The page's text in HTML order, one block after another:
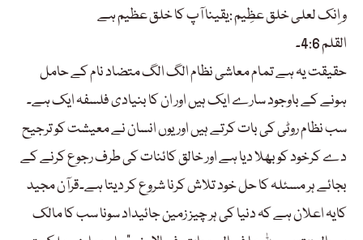
و اِنک لعلی خلق عظِیم :یقینا آپ کا خلق عظیم ہے
القلم 4:6۔
حقیقت یہ ہے تمام معاشی نظام الگ الگ متضاد نام کے حامل
ہونے کے باوجود سارے ایک ہیں اور ان کا بنیادی فلسفہ ایک ہے۔
سب نظام روٹی کی بات کرتے ہیں اور یوں انسان نے معیشت کو ترجیح
دے کرخود کو بھلا دیا ہے اور خالق کائنات کی طرف رجوع کرنے کے
بجائے ہر مسئلہ کا حل خود تلاش کرنا شروع کر دیتا ہے۔قرآن مجید
کایہ اعلان ہے کہ دنیا کی ہر چیز زمین جائیداد سونا سب کا مالک